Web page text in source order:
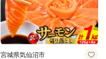
宮城県気仙沼市